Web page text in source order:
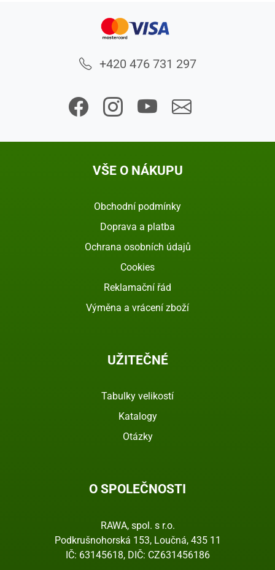
+420 476 731 297
VŠE O NÁKUPU
Obchodní podmínky
Doprava a platba
Ochrana osobních údajů
Cookies
Reklamační řád
Výměna a vrácení zboží
UŽITEČNÉ
Tabulky velikostí
Katalogy
Otázky
O SPOLEČNOSTI
RAWA, spol. s r.o.
Podkrušnohorská 153, Loučná, 435 11
IČ: 63145618, DIČ: CZ631456186